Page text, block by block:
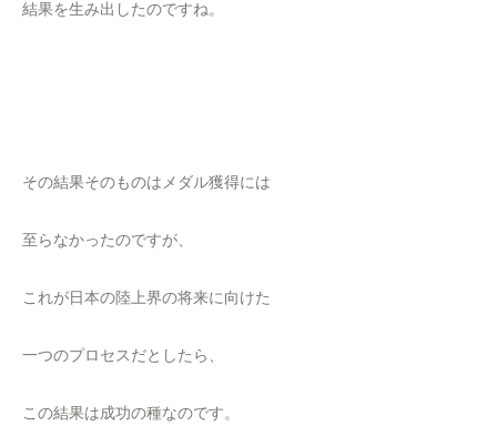
結果を生み出したのですね。
その結果そのものはメダル獲得には
至らなかったのですが、
これが日本の陸上界の将来に向けた
一つのプロセスだとしたら、
この結果は成功の種なのです。